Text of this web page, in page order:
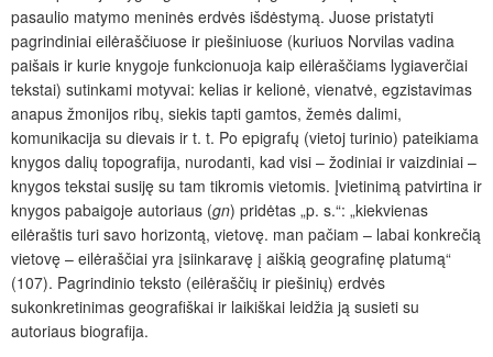
pasaulio matymo meninės erdvės išdėstymą. Juose pristatyti
pagrindiniai eilėraščiuose ir piešiniuose (kuriuos Norvilas vadina
paišais ir kurie knygoje funkcionuoja kaip eilėraščiams lygiaverčiai
tekstai) sutinkami motyvai: kelias ir kelionė, vienatvė, egzistavimas
anapus žmonijos ribų, siekis tapti gamtos, žemės dalimi,
komunikacija su dievais ir t. t. Po epigrafų (vietoj turinio) pateikiama
knygos dalių topografija, nurodanti, kad visi – žodiniai ir vaizdiniai –
knygos tekstai susiję su tam tikromis vietomis. Įvietinimą patvirtina ir
knygos pabaigoje autoriaus (gn) pridėtas „p. s.“: „kiekvienas
eilėraštis turi savo horizontą, vietovę. man pačiam – labai konkrečią
vietovę – eilėraščiai yra įsiinkaravę į aiškią geografinę platumą“
(107). Pagrindinio teksto (eilėraščių ir piešinių) erdvės
sukonkretinimas geografiškai ir laikiškai leidžia ją susieti su
autoriaus biografija.